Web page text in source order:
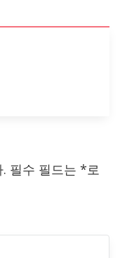
필수 필드는 *로